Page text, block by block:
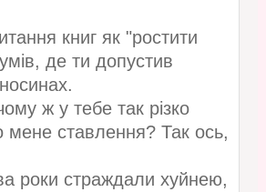
книг як "ростити
де ти допустив
ж у тебе так різко
мене ставлення? Так ось,
роки страждали хуйнею,